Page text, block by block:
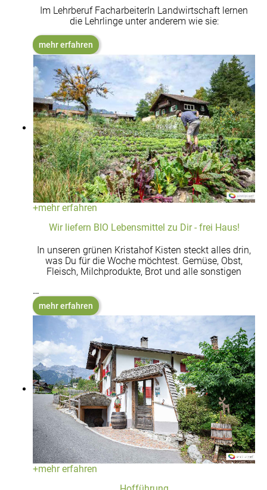
Im Lehrberuf FacharbeiterIn Landwirtschaft lernen
die Lehrlinge unter anderem wie sie:
mehr erfahren
+mehr erfahren
Wir liefern BIO Lebensmittel zu Dir - frei Haus!
In unseren grünen Kristahof Kisten steckt alles drin,
was Du für die Woche möchtest. Gemüse, Obst,
Fleisch, Milchprodukte, Brot und alle sonstigen
…
mehr erfahren
+mehr erfahren